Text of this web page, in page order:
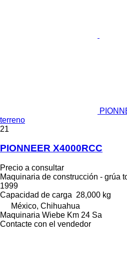
terreno
21
PIONNEER X4000RCC
Precio a consultar
Maquinaria de construcción - grúa
1999
Capacidad de carga 28,000 kg
México, Chihuahua
Maquinaria Wiebe Km 24 Sa
Contacte con el vendedor